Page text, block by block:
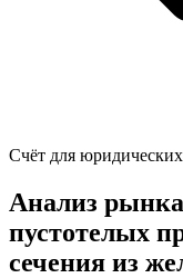
Счёт для
Анализ
пустотелых
сечения из